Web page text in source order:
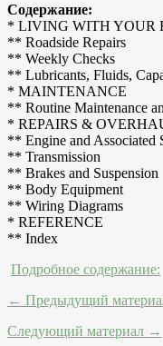
Содержание:
* LIVING WITH YOUR
** Roadside Repairs
** Weekly Checks
** Lubricants, Fluids,
* MAINTENANCE
** Routine Maintenance
* REPAIRS &
** Engine and Associated
** Transmission
** Brakes and Suspension
** Body Equipment
** Wiring Diagrams
* REFERENCE
** Index
Подробное содержание:
← Предыдущий
Следующий материал →